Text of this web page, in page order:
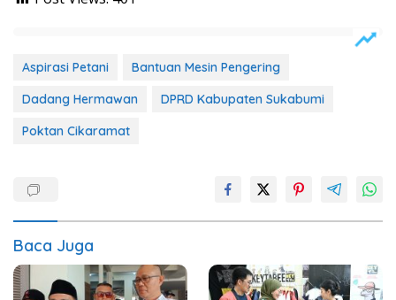
Aspirasi Petani
Bantuan Mesin Pengering
Dadang Hermawan
DPRD Kabupaten Sukabumi
Poktan Cikaramat
Baca Juga